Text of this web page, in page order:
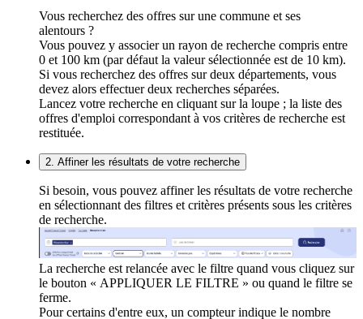
Vous recherchez des offres sur une commune et ses
alentours ?
Vous pouvez y associer un rayon de recherche compris entre
0 et 100 km (par défaut la valeur sélectionnée est de 10 km).
Si vous recherchez des offres sur deux départements, vous
devez alors effectuer deux recherches séparées.
Lancez votre recherche en cliquant sur la loupe ; la liste des
offres d'emploi correspondant à vos critères de recherche est
restituée.
2. Affiner les résultats de votre recherche
Si besoin, vous pouvez affiner les résultats de votre recherche
en sélectionnant des filtres et critères présents sous les critères
de recherche.
La recherche est relancée avec le filtre quand vous cliquez sur
le bouton « APPLIQUER LE FILTRE » ou quand le filtre se
ferme.
Pour certains d'entre eux, un compteur indique le nombre